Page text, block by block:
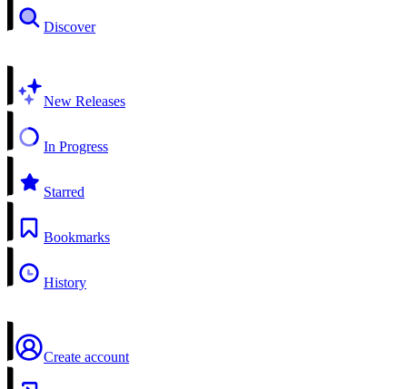
Discover
New Releases
In Progress
Starred
Bookmarks
History
Create account